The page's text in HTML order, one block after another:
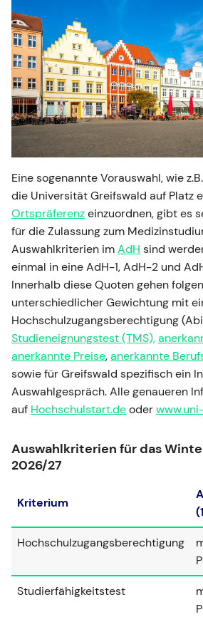
Eine sogenannte Vorauswahl, wie
die Universität Greifswald auf Platz
Ortspräferenzeinzuordnen, gibt es
für die Zulassung zum
Auswahlkriterien imAdH sind
einmal in eine AdH-1, AdH-2 und
Innerhalb diese Quoten gehen
unterschiedlicher Gewichtung mit
Hochschulzugangsberechtigung
Studieneignungstest (TMS),
anerkannte Preise,anerkannte
sowie für Greifswald spezifisch ein
Auswahlgespräch. Alle genaueren
auf Hochschulstart.deoder
Auswahlkriterien für das
2026/27
Kriterium
Hochschulzugangsberechtigung
Studierfähigkeitstest